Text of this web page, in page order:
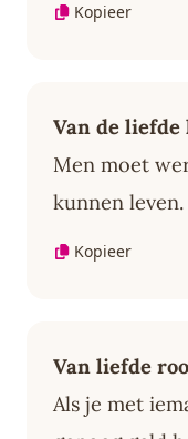
Kopieer
Van de
Men moet
kunnen leven.
Kopieer
Van liefde
Als je met